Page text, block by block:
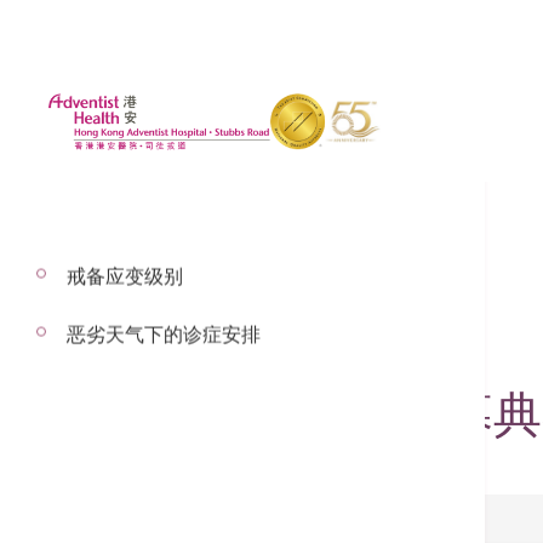
2023年1月27日
五楼病房U500开幕
戒备应变级别
恶劣天气下的诊症安排